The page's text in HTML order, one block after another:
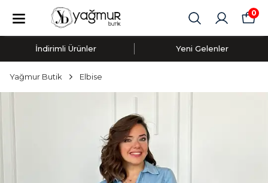
0
İndirimli Ürünler Yeni Gelenler
Yağmur Butik Elbise